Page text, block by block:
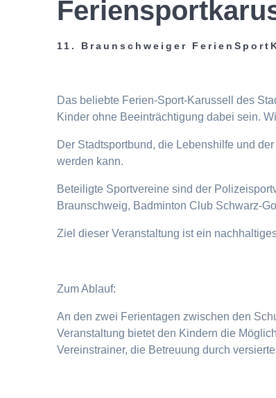
11. Braunschweiger
Das beliebte Ferien-Sport-Karussell des
Kinder ohne Beeinträchtigung dabei sein.
Der Stadtsportbund, die Lebenshilfe und
werden kann.
Beteiligte Sportvereine sind der
Braunschweig, Badminton Club Schwarz-
Ziel dieser Veranstaltung ist ein
Zum Ablauf:
An den zwei Ferientagen zwischen den
Veranstaltung bietet den Kindern die
Vereinstrainer, die Betreuung durch